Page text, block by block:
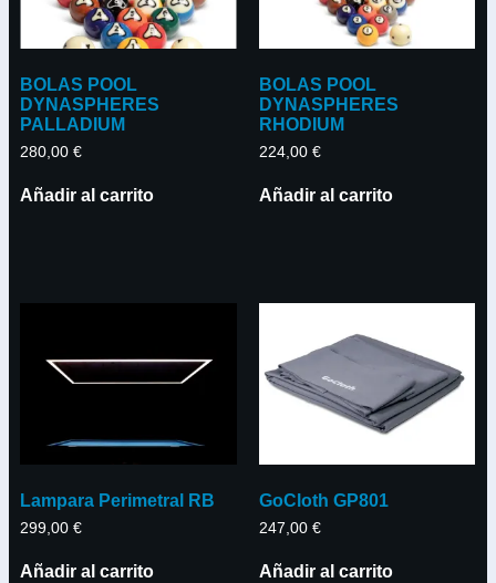
BOLAS POOL
DYNASPHERES
PALLADIUM
280,00 €
Añadir al carrito
BOLAS POOL
DYNASPHERES
RHODIUM
224,00 €
Añadir al carrito
Lampara Perimetral RB
299,00 €
Añadir al carrito
GoCloth GP801
247,00 €
Añadir al carrito